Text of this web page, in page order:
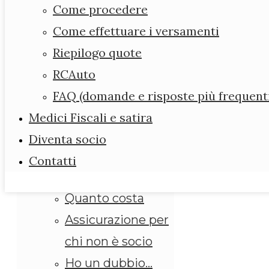
Come procedere
Come effettuare i versamenti
Riepilogo quote
RCAuto
FAQ (domande e risposte più
Medici Fiscali e satira
Diventa socio
Contatti
Forum
Diario dell’ ANMEFI
Assicurazione
Leggi e scarica i
modelli
Assicurazione
obbligatoria
ANMEFI per i suoi
Quanto costa
Assicurazione per
chi non è socio
Ho un dubbio…